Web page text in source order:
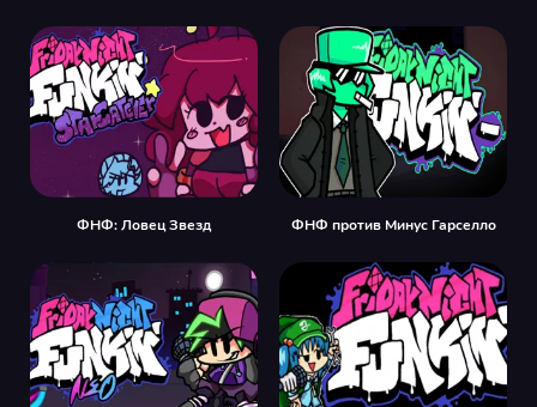
ФНФ: Ловец Звезд ФНФ против Минус Гарселло